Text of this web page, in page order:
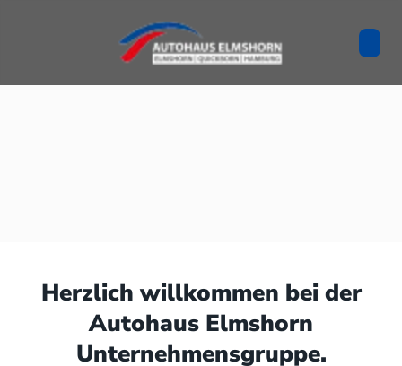
Herzlich willkommen bei der
Autohaus Elmshorn
Unternehmensgruppe.